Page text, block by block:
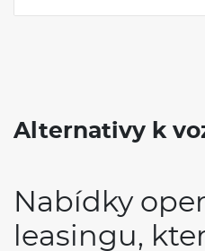
Alternativy k
Nabídky
leasingu,